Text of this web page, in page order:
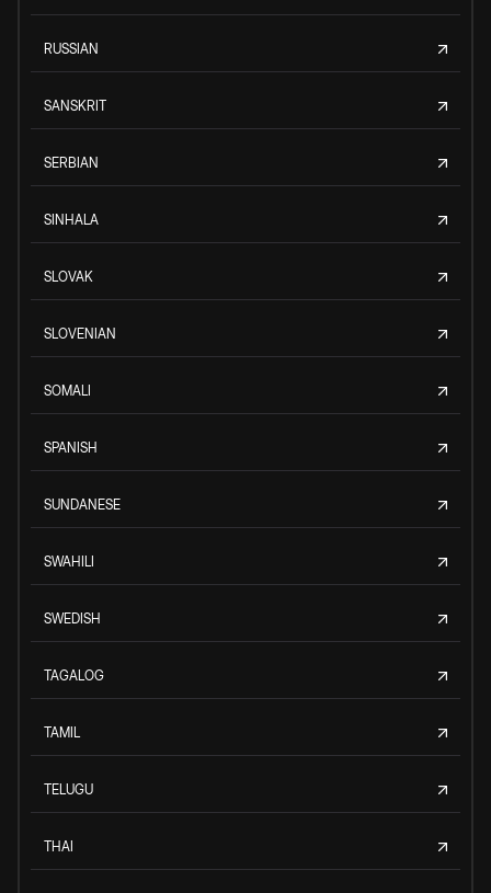
RUSSIAN
SANSKRIT
SERBIAN
SINHALA
SLOVAK
SLOVENIAN
SOMALI
SPANISH
SUNDANESE
SWAHILI
SWEDISH
TAGALOG
TAMIL
TELUGU
THAI